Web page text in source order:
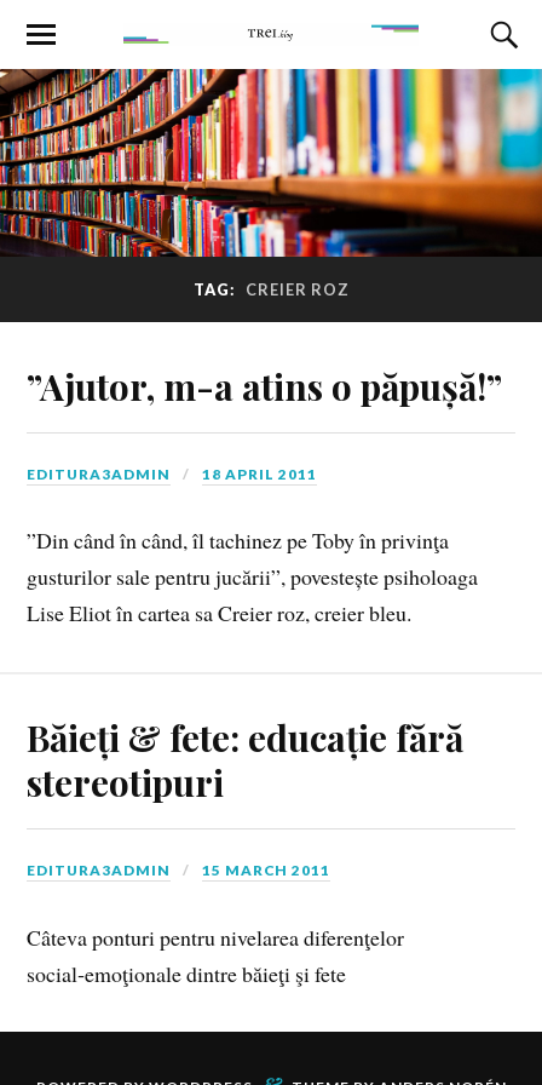
TAG: CREIER ROZ
”Ajutor, m-a atins o păpușă!”
EDITURA3ADMIN 18 APRIL 2011
”Din când în când, îl tachinez pe Toby în privinţa
gusturilor sale pentru jucării”, povestește psiholoaga
Lise Eliot în cartea sa Creier roz, creier bleu.
Băieți & fete: educație fără
stereotipuri
EDITURA3ADMIN 15 MARCH 2011
Câteva ponturi pentru nivelarea diferenţelor
social‑emoţionale dintre băieţi şi fete